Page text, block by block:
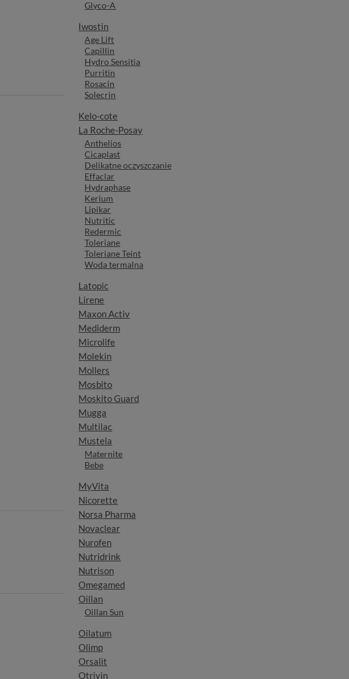
Glyco-A
Iwostin
Age Lift
Capillin
Hydro Sensitia
Purritin
Rosacin
Solecrin
Kelo-cote
La Roche-Posay
Anthelios
Cicaplast
Delikatne oczyszczanie
Effaclar
Hydraphase
Kerium
Lipikar
Nutritic
Redermic
Toleriane
Toleriane Teint
Woda termalna
Latopic
Lirene
Maxon Activ
Mediderm
Microlife
Molekin
Mollers
Mosbito
Moskito Guard
Mugga
Multilac
Mustela
Maternite
Bebe
MyVita
Nicorette
Norsa Pharma
Novaclear
Nurofen
Nutridrink
Nutrison
Omegamed
Oillan
Oillan Sun
Oilatum
Olimp
Orsalit
Otrivin